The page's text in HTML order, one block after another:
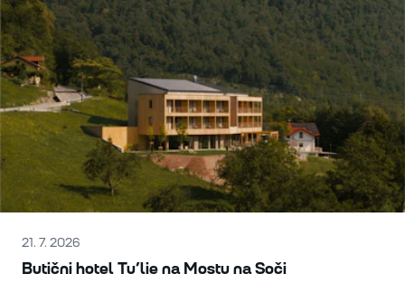
21. 7. 2026
Butični hotel Tu’lie na Mostu na Soči